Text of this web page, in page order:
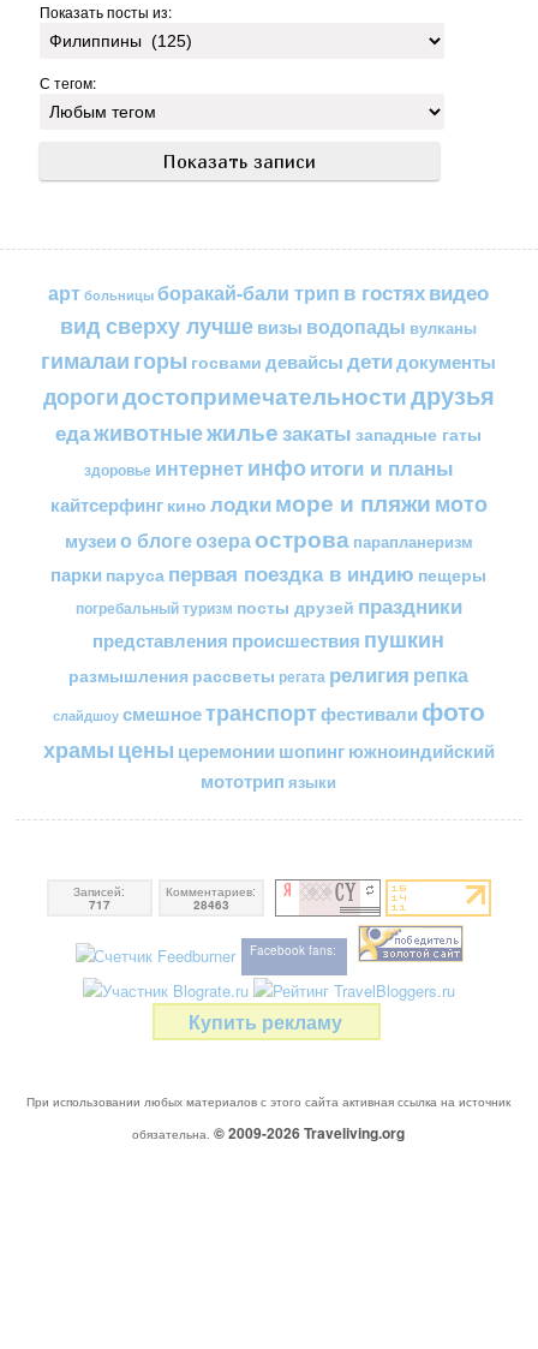
Показать посты из:
С тегом:
арт больницы боракай-бали трип в гостяхвидео
вид сверху лучшевизы водопады вулканы
гималаи горы госвами девайсы детидокументы
дорогидостопримечательностидрузья
едаживотныежильезакаты западные гаты
здоровье интернетинфоитоги и планы
кайтсерфинг кино лодкиморе и пляжимото
музеи о блогеозераострова парапланеризм
парки паруса первая поездка в индию пещеры
погребальный туризм посты друзей праздники
представления происшествия пушкин
размышления рассветы регата религия репка
слайдшоу смешноетранспортфестивали фото
храмы цены церемонии шопингюжноиндийский
мототрип языки
Записей:
717
Комментариев:
28463
Facebook fans:
Купить рекламу
При использовании любых материалов с этого сайта активная ссылка на источник
обязательна. © 2009-2026Traveliving.org